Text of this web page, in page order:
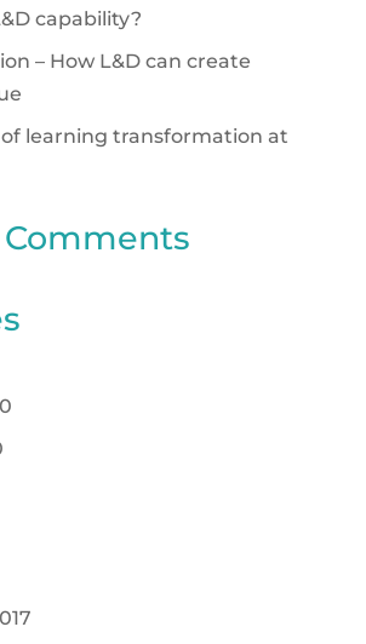
capability?
– How L&D can create
learning transformation at